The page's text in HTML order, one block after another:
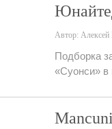
Автор: Алексей
Подборка
«Суонси» в